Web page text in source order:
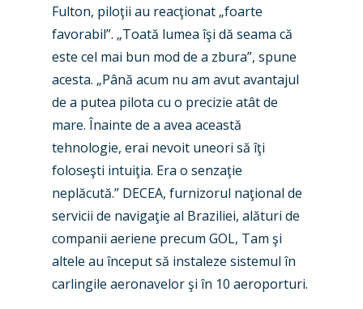
Fulton, piloţii au reacţionat „foarte
favorabil”. „Toată lumea îşi dă seama că
este cel mai bun mod de a zbura”, spune
acesta. „Până acum nu am avut avantajul
de a putea pilota cu o precizie atât de
mare. Înainte de a avea această
tehnologie, erai nevoit uneori să îţi
foloseşti intuiţia. Era o senzaţie
neplăcută.” DECEA, furnizorul naţional de
servicii de navigaţie al Braziliei, alături de
companii aeriene precum GOL, Tam şi
altele au început să instaleze sistemul în
carlingile aeronavelor şi în 10 aeroporturi.
Accidents / Incidents
Airshows
Paris 2025
Farnborough 2024
Paris 2023
Farnborough 2022
Dubai 2019
Paris 2019
Business Jets
Military
Trip Reports
Marketplace
Jobs
Contact